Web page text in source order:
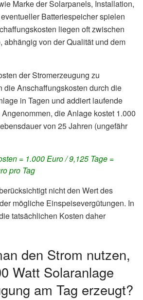
Marke der Solarpanels, Installation,
Batteriespeicher spielen
liegen oft zwischen
abhängig von der Qualität und dem
der Stromerzeugung zu
die Anschaffungskosten durch die
in Tagen und addiert laufende
die Anlage kostet 1.000
von 25 Jahren (ungefähr
= 1.000 Euro / 9,125 Tage =
pro Tag
nicht den Wert des
mögliche Einspeisevergütungen. In
tatsächlichen Kosten daher
den Strom nutzen,
Watt Solaranlage
am Tag erzeugt?